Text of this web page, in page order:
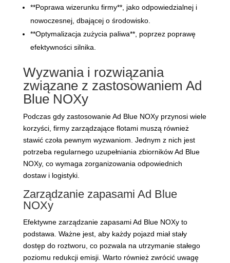
**Poprawa wizerunku firmy**, jako odpowiedzialnej i
nowoczesnej, dbającej o środowisko.
**Optymalizacja zużycia paliwa**, poprzez poprawę
efektywności silnika.
Wyzwania i rozwiązania
związane z zastosowaniem Ad
Blue NOXy
Podczas gdy zastosowanie Ad Blue NOXy przynosi wiele
korzyści, firmy zarządzające flotami muszą również
stawić czoła pewnym wyzwaniom. Jednym z nich jest
potrzeba regularnego uzupełniania zbiorników Ad Blue
NOXy, co wymaga zorganizowania odpowiednich
dostaw i logistyki.
Zarządzanie zapasami Ad Blue
NOXy
Efektywne zarządzanie zapasami Ad Blue NOXy to
podstawa. Ważne jest, aby każdy pojazd miał stały
dostęp do roztworu, co pozwala na utrzymanie stałego
poziomu redukcji emisji. Warto również zwrócić uwagę